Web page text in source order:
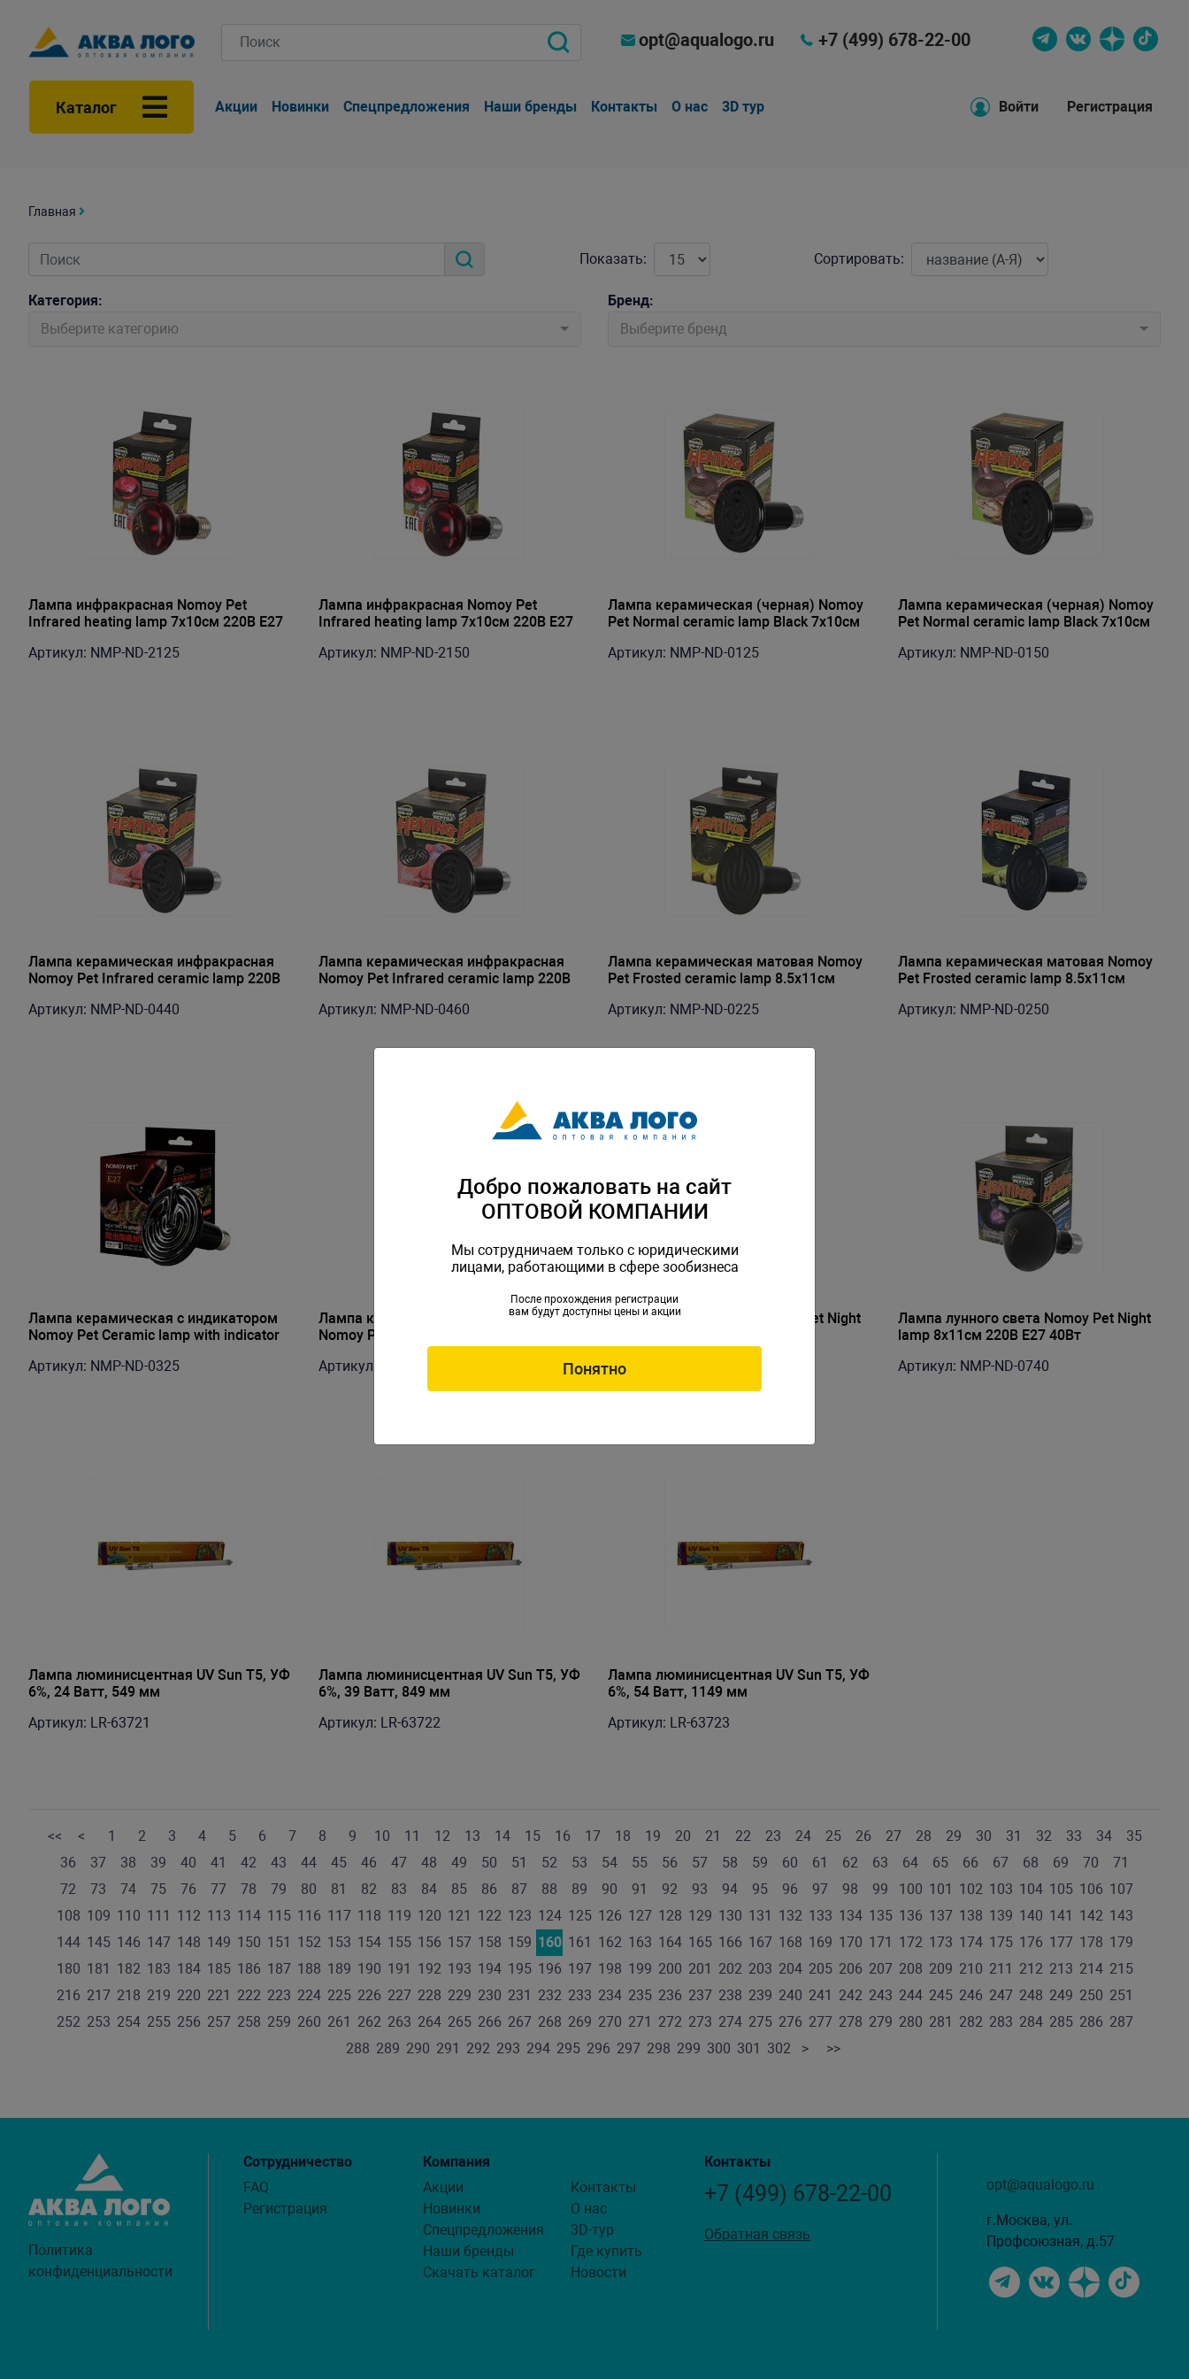
opt@aqualogo.ru +7 (499) 678-22-00
Каталог Акции Новинки Спецпредложения Наши бренды Контакты О нас 3D тур Войти Регистрация
Главная
Показать: Сортировать:
Категория:
Выберите категорию
Бренд:
Выберите бренд
Лампа инфракрасная Nomoy Pet
Infrared heating lamp 7х10см 220В E27
Артикул: NMP-ND-2125
Лампа инфракрасная Nomoy Pet
Infrared heating lamp 7х10см 220В E27
Артикул: NMP-ND-2150
Лампа керамическая (черная) Nomoy
Pet Normal ceramic lamp Black 7х10см
Артикул: NMP-ND-0125
Лампа керамическая (черная) Nomoy
Pet Normal ceramic lamp Black 7х10см
Артикул: NMP-ND-0150
Лампа керамическая инфракрасная
Nomoy Pet Infrared ceramic lamp 220В
Артикул: NMP-ND-0440
Лампа керамическая инфракрасная
Nomoy Pet Infrared ceramic lamp 220В
Артикул: NMP-ND-0460
Лампа керамическая матовая Nomoy
Pet Frosted ceramic lamp 8.5х11см
Артикул: NMP-ND-0225
Лампа керамическая матовая Nomoy
Pet Frosted ceramic lamp 8.5х11см
Артикул: NMP-ND-0250
Лампа керамическая с индикатором
Nomoy Pet Ceramic lamp with indicator
Артикул: NMP-ND-0325
Лампа керамическая с индикатором
Nomoy Pet Ceramic lamp with indicator
light 8.5х11см 220В E27 50Вт
Артикул: NMP-ND-0350
Лампа лунного света Nomoy Pet Night
Артикул: NMP-ND-0725
Лампа лунного света Nomoy Pet Night
lamp 8х11см 220В E27 40Вт
Артикул: NMP-ND-0740
Лампа люминисцентная UV Sun T5, УФ
6%, 24 Ватт, 549 мм
Артикул: LR-63721
Лампа люминисцентная UV Sun T5, УФ
6%, 39 Ватт, 849 мм
Артикул: LR-63722
Лампа люминисцентная UV Sun T5, УФ
6%, 54 Ватт, 1149 мм
Артикул: LR-63723
<< < 1 2 3 4 5 6 7 8 9 10 11 12 13 14 15 16 17 18 19 20 21 22 23 24 25 26 27 28 29 30 31 32 33 34
35
36
37 38 39 40 41 42 43 44 45 46 47 48 49 50 51 52 53 54 55 56 57 58 59 60 61 62 63 64 65 66 67 68 69 70
71
72
73 74 75 76 77 78 79 80 81 82 83 84 85 86 87 88 89 90 91 92 93 94 95 96 97 98 99 100 101 102 103 104 105 106 107
108 109 110 111 112 113 114 115 116 117 118 119 120 121 122 123 124 125 126 127 128 129 130 131 132 133 134 135 136 137 138 139 140 141 142 143
144 145 146 147 148 149 150 151 152 153 154 155 156 157 158 159 160 161 162 163 164 165 166 167 168 169 170 171 172 173 174 175 176 177 178 179
180 181 182 183 184 185 186 187 188 189 190 191 192 193 194 195 196 197 198 199 200 201 202 203 204 205 206 207 208 209 210 211 212 213 214 215
216 217 218 219 220 221 222 223 224 225 226 227 228 229 230 231 232 233 234 235 236 237 238 239 240 241 242 243 244 245 246 247 248 249 250 251
252 253 254 255 256 257 258 259 260 261 262 263 264 265 266 267 268 269 270 271 272 273 274 275 276 277 278 279 280 281 282 283 284 285 286 287
288 289 290 291 292 293 294 295 296 297 298 299 300 301 302 > >>
Политика
конфиденциальности
Сотрудничество
FAQ
Регистрация
Компания
Акции
Новинки
Спецпредложения
Наши бренды
Скачать каталог
Контакты
О нас
3D-тур
Где купить
Новости
Контакты
+7 (499) 678-22-00
Обратная связь
opt@aqualogo.ru
г.Москва, ул.
Профсоюзная, д.57
Добро пожаловать на сайт
ОПТОВОЙ КОМПАНИИ
Мы сотрудничаем только с юридическими
лицами, работающими в сфере зообизнеса
После прохождения регистрации
вам будут доступны цены и акции
Понятно